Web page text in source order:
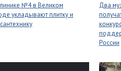
№4 в Великом
укладывают плитку и
Два
России